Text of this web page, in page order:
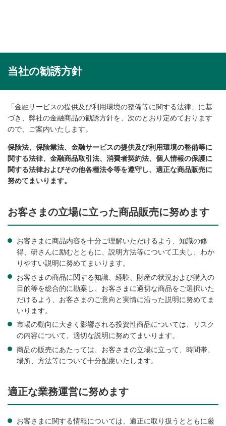
当社の勧誘方針
「金融サービスの提供及び利用環境の整備等に関する法律」に基
づき、弊社の金融商品の勧誘方針を、次のとおり定めております
ので、ご案内いたします。
保険法、保険業法、金融サービスの提供及び利用環境の整備等に
関する法律、金融商品取引法、消費者契約法、個人情報の保護に
関する法律およびその他各種法令等を遵守し、適正な商品販売に
努めてまいります。
お客さまの立場に立った商品販売に努めます
お客さまに商品内容を十分ご理解いただけるよう、知識の修
得、研さんに励むとともに、説明方法等について工夫し、わか
りやすい説明に努めてまいります。
お客さまの商品に関する知識、経験、財産の状況および購入の
目的等を総合的に勘案し、お客さまに適切な商品をご選択いた
だけるよう、お客さまのご意向と実情に沿った説明に努めてま
いります。
市場の動向に大きく影響される投資性商品については、リスク
の内容について、適切な説明に努めてまいります。
商品の販売にあたっては、お客さまの立場に立って、時間帯、
場所、方法等について十分配慮いたします。
適正な業務運営に努めます
お客さまに関する情報については、適正に取り扱うとともに厳